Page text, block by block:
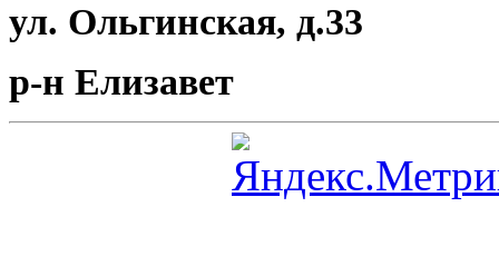
ул. Ольгинская, д.33
р-н Елизавет